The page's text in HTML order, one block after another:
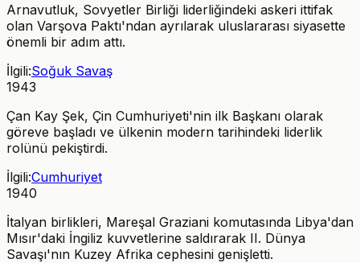
Arnavutluk, Sovyetler Birliği liderliğindeki askeri ittifak
olan Varşova Paktı'ndan ayrılarak uluslararası siyasette
önemli bir adım attı.
İlgili:Soğuk Savaş
1943
Çan Kay Şek, Çin Cumhuriyeti'nin ilk Başkanı olarak
göreve başladı ve ülkenin modern tarihindeki liderlik
rolünü pekiştirdi.
İlgili:Cumhuriyet
1940
İtalyan birlikleri, Mareşal Graziani komutasında Libya'dan
Mısır'daki İngiliz kuvvetlerine saldırarak II. Dünya
Savaşı'nın Kuzey Afrika cephesini genişletti.